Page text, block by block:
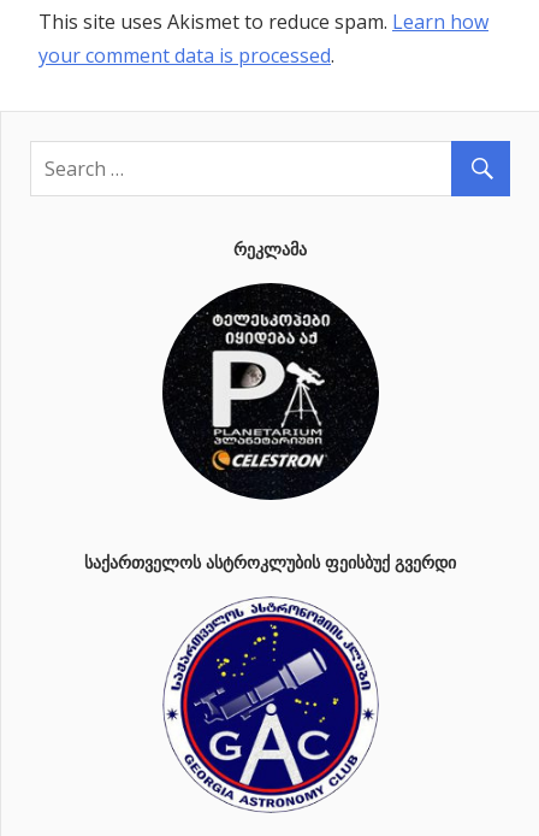
This site uses Akismet to reduce spam. Learn how
your comment data is processed.
ᲠᲔᲙᲚᲐᲛᲐ
ᲡᲐᲥᲐᲠᲗᲕᲔᲚᲝᲡ ᲐᲡᲢᲠᲝᲙᲚᲣᲑᲘᲡ ᲤᲔᲘᲡᲑᲣᲥ ᲒᲕᲔᲠᲓᲘ